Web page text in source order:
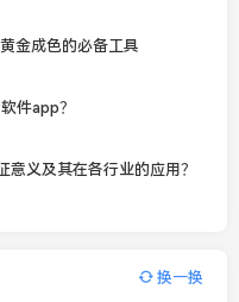
金成色的必备工具
件app？
义及其在各行业的应用？
换一换